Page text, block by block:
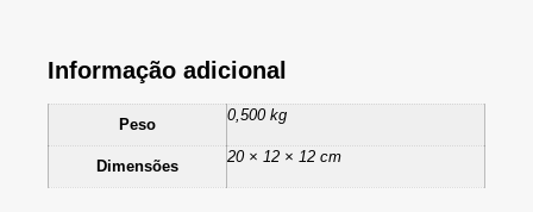
Informação adicional
Peso
0,500 kg
Dimensões
20 × 12 × 12 cm